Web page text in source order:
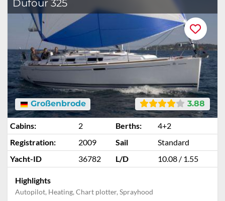
Dufour 325
3.88
Großenbrode
Cabins: 2 Berths:
4+2
Registration:
2009 Sail
Standard
Yacht-ID
36782 L/D 10.08 / 1.55
Highlights
Autopilot, Heating, Chart plotter, Sprayhood